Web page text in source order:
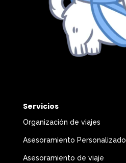
Servicios
Organización de viajes
Asesoramiento Personalizado
Asesoramiento de viaje